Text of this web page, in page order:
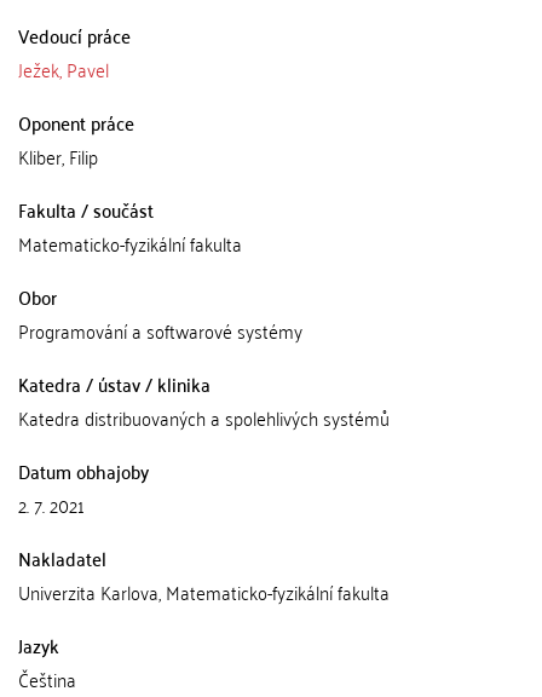
Vedoucí práce
Ježek, Pavel
Oponent práce
Kliber, Filip
Fakulta / součást
Matematicko-fyzikální fakulta
Obor
Programování a softwarové systémy
Katedra / ústav / klinika
Katedra distribuovaných a spolehlivých systémů
Datum obhajoby
2. 7. 2021
Nakladatel
Univerzita Karlova, Matematicko-fyzikální fakulta
Jazyk
Čeština